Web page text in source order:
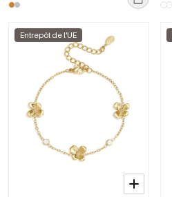
Entrepôt de l'UE